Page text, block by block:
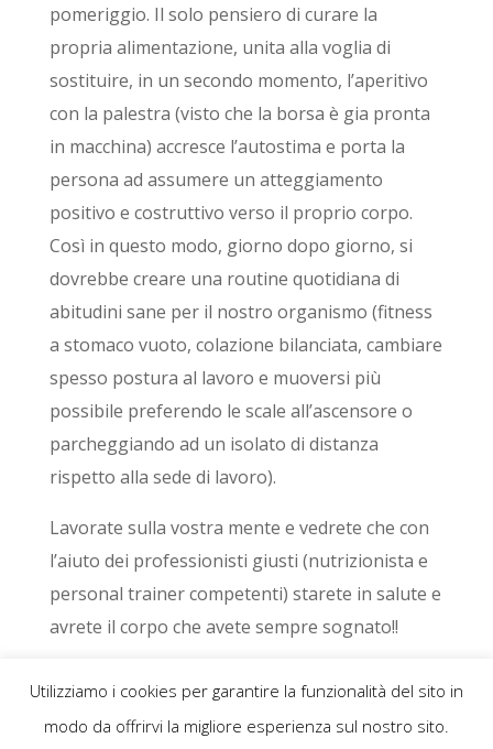
pomeriggio. Il solo pensiero di curare la
propria alimentazione, unita alla voglia di
sostituire, in un secondo momento, l’aperitivo
con la palestra (visto che la borsa è gia pronta
in macchina) accresce l’autostima e porta la
persona ad assumere un atteggiamento
positivo e costruttivo verso il proprio corpo.
Così in questo modo, giorno dopo giorno, si
dovrebbe creare una routine quotidiana di
abitudini sane per il nostro organismo (fitness
a stomaco vuoto, colazione bilanciata, cambiare
spesso postura al lavoro e muoversi più
possibile preferendo le scale all’ascensore o
parcheggiando ad un isolato di distanza
rispetto alla sede di lavoro).
Lavorate sulla vostra mente e vedrete che con
l’aiuto dei professionisti giusti (nutrizionista e
personal trainer competenti) starete in salute e
avrete il corpo che avete sempre sognato!!
Utilizziamo i cookies per garantire la funzionalità del sito in
modo da offrirvi la migliore esperienza sul nostro sito.